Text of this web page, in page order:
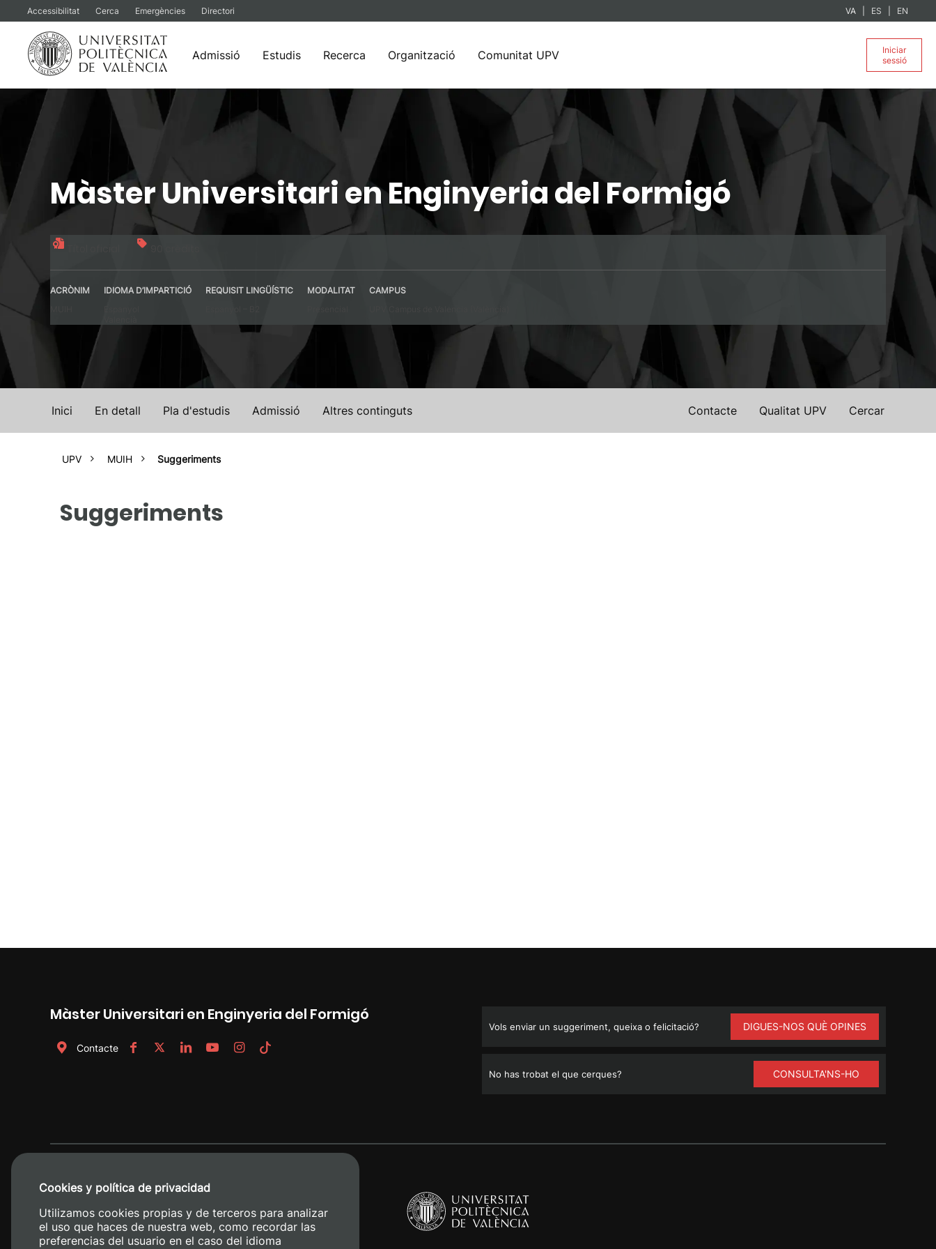
Accessibilitat Cerca Emergències Directori VA ES EN
Admissió Estudis Recerca Organització Comunitat UPV
Iniciar
sessió
contingut
Màster Universitari en Enginyeria del Formigó
ACRÒNIM
IDIOMA D’IMPARTICIÓ
REQUISIT LINGÜÍSTIC
MODALITAT
CAMPUS
Inici En detall Pla d'estudis Admissió Altres continguts Cercar
Qualitat UPV
Contacte
UPV MUIH Suggeriments
Suggeriments
Màster Universitari en Enginyeria del Formigó
Contacte
Vols enviar un suggeriment, queixa o felicitació? DIGUES-NOS QUÈ OPINES
No has trobat el que cerques? CONSULTA'NS-HO
Cookies y política de privacidad
Utilizamos cookies propias y de terceros para analizar
el uso que haces de nuestra web, como recordar las
preferencias del usuario en el caso del idioma